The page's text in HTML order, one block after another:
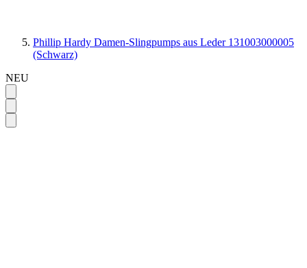
Phillip Hardy Damen-Slingpumps aus Leder 131003000005
(Schwarz)
NEU